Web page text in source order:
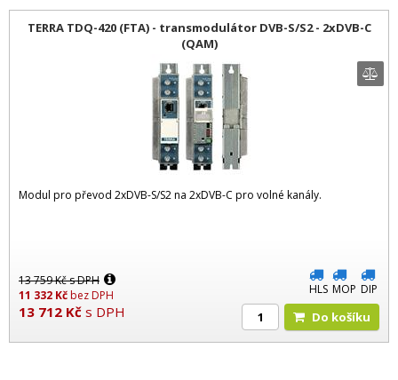
TERRA TDQ-420 (FTA) - transmodulátor DVB-S/S2 - 2xDVB-C
(QAM)
Modul pro převod 2xDVB-S/S2 na 2xDVB-C pro volné kanály.
13 759Kčs DPH
11 332 Kčbez DPH
13 712 Kč s DPH
HLS MOP DIP
Do košíku